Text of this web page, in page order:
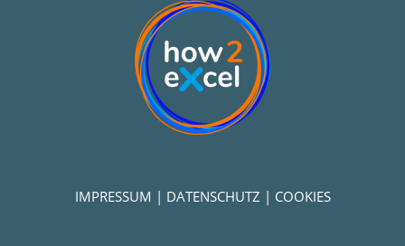
IMPRESSUM | DATENSCHUTZ | COOKIES